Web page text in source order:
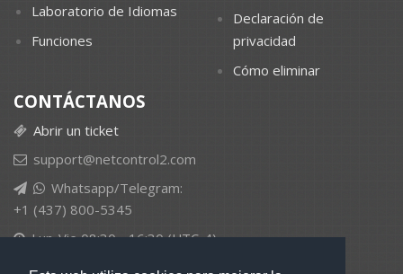
Laboratorio de Idiomas
Funciones
Declaración de
privacidad
Cómo eliminar
CONTÁCTANOS
Abrir un ticket
support@netcontrol2.com
Whatsapp/Telegram:
+1 (437) 800-5345
Lun-Vie 08:30 - 16:30 (UTC-4)